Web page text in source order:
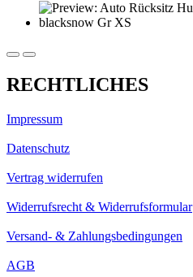
RECHTLICHES
Impressum
Datenschutz
Vertrag widerrufen
Widerrufsrecht & Widerrufsformular
Versand- & Zahlungsbedingungen
AGB